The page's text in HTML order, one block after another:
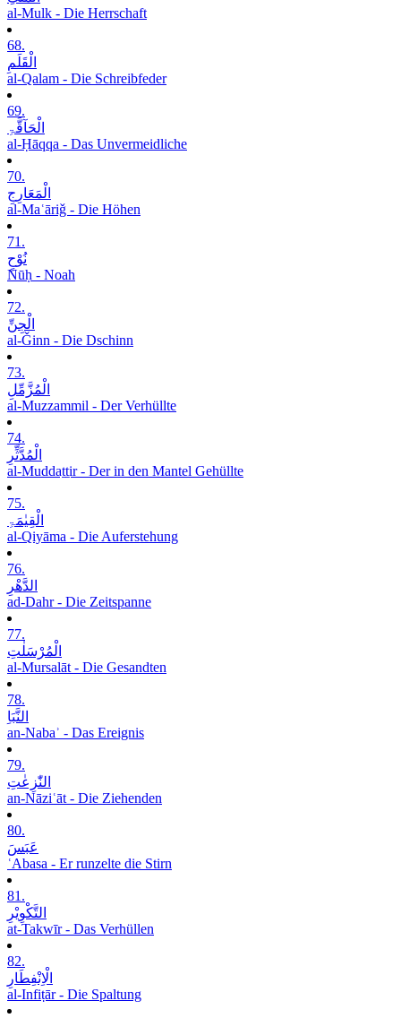
al-Mulk - Die Herrschaft
68.
الْقَلَمِ
al-Qalam - Die Schreibfeder
69.
الْحَآقَّۃِ
al-Ḥāqqa - Das Unvermeidliche
70.
الْمَعَارِجِ
al-Maʿāriǧ - Die Höhen
71.
نُوْحٍ
Nūḥ - Noah
72.
الْجِنِّ
al-Ǧinn - Die Dschinn
73.
الْمُزَّمِّلِ
al-Muzzammil - Der Verhüllte
74.
الْمُدَّثِّرِ
al-Muddaṯṯir - Der in den Mantel Gehüllte
75.
الْقِیٰمَۃِ
al-Qiyāma - Die Auferstehung
76.
الدَّھْرِ
ad-Dahr - Die Zeitspanne
77.
الْمُرْسَلٰتِ
al-Mursalāt - Die Gesandten
78.
النَّبَاِ
an-Nabaʾ - Das Ereignis
79.
النّٰزِعٰتِ
an-Nāziʿāt - Die Ziehenden
80.
عَبَسَ
ʿAbasa - Er runzelte die Stirn
81.
التَّکْوِیْرِ
at-Takwīr - Das Verhüllen
82.
الْاِنْفِطَارِ
al-Infiṭār - Die Spaltung